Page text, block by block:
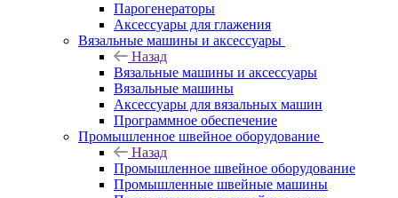
Парогенераторы
Аксессуары для глажения
Вязальные машины и аксессуары
Назад
Вязальные машины и аксессуары
Вязальные машины
Аксессуары для вязальных машин
Программное обеспечение
Промышленное швейное оборудование
Назад
Промышленное швейное оборудование
Промышленные швейные машины